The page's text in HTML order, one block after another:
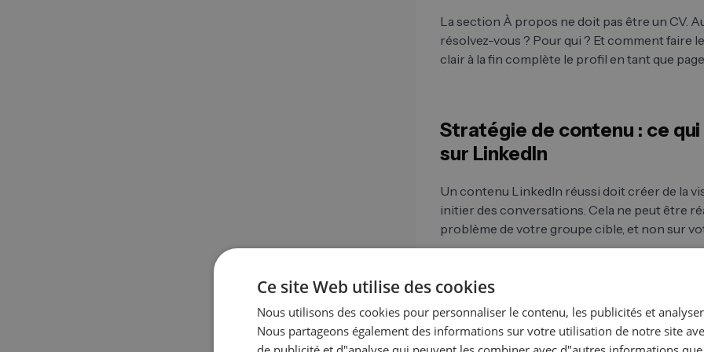
La section À propos ne doit pas être un CV.
résolvez-vous ? Pour qui ? Et comment faire
clair à la fin complète le profil en tant que
Stratégie de contenu : ce
sur LinkedIn
Un contenu LinkedIn réussi doit créer de la
initier des conversations. Cela ne peut être
problème de votre groupe cible, et non sur
Les rapports personnels issus du travail de
manière disproportionnée. Des conseils
une position claire et des informations
leadership éclairé. Ce qui fonctionne
les tendances abstraites du secteur sans
Ce site Web utilise des cookies
Nous utilisons des cookies pour personnaliser le contenu, les publicités et
Nous partageons également des informations sur votre utilisation de notre site